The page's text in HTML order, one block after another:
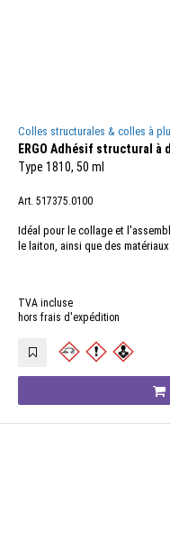
Colles structurales & colles à
ERGO Adhésif structural à
Type 1810, 50 ml
Art. 517375.0100
Idéal pour le collage et
le laiton, ainsi que des
TVA incluse
hors frais d'expédition